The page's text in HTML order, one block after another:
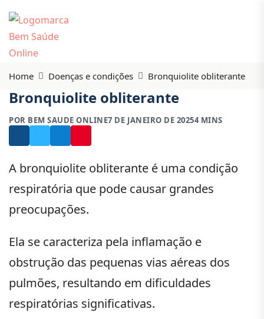
Home Doenças e condições Bronquiolite obliterante
Bronquiolite obliterante
POR BEM SAUDE ONLINE7 DE JANEIRO DE 20254 MINS
A bronquiolite obliterante é uma condição
respiratória que pode causar grandes
preocupações.
Ela se caracteriza pela inflamação e
obstrução das pequenas vias aéreas dos
pulmões, resultando em dificuldades
respiratórias significativas.